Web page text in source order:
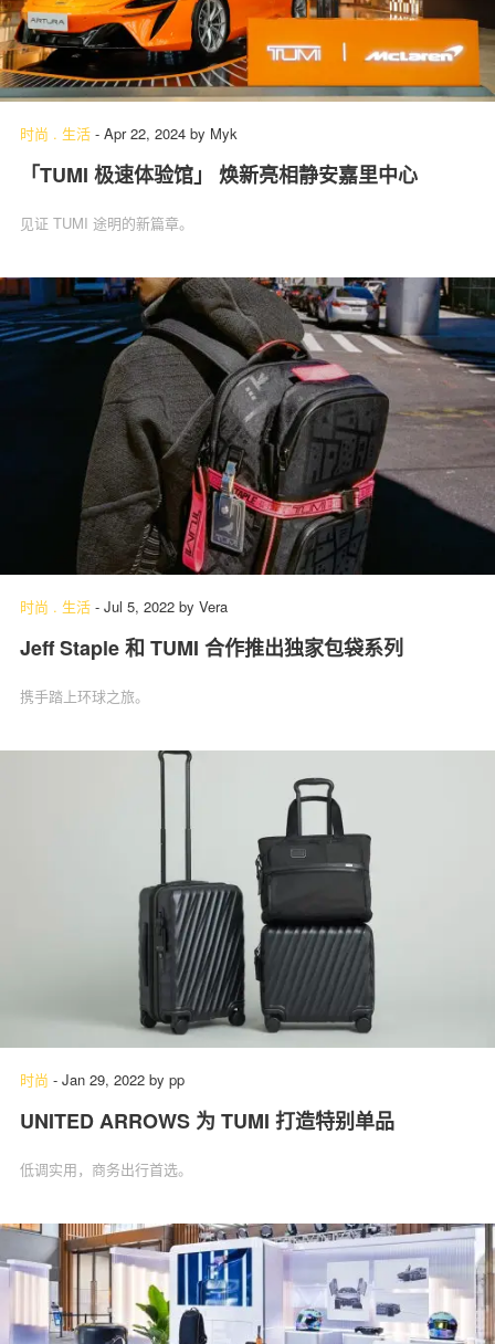
时尚 . 生活 - Apr 22, 2024 by Myk
「TUMI 极速体验馆」 焕新亮相静安嘉里中心
见证 TUMI 途明的新篇章。
时尚 . 生活 - Jul 5, 2022 by Vera
Jeff Staple 和 TUMI 合作推出独家包袋系列
携手踏上环球之旅。
时尚 - Jan 29, 2022 by pp
UNITED ARROWS 为 TUMI 打造特别单品
低调实用，商务出行首选。